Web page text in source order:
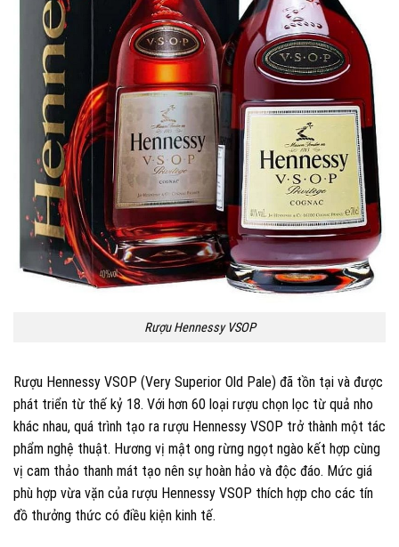
Rượu Hennessy VSOP
Rượu Hennessy VSOP (Very Superior Old Pale) đã tồn tại và được
phát triển từ thế kỷ 18. Với hơn 60 loại rượu chọn lọc từ quả nho
khác nhau, quá trình tạo ra rượu Hennessy VSOP trở thành một tác
phẩm nghệ thuật. Hương vị mật ong rừng ngọt ngào kết hợp cùng
vị cam thảo thanh mát tạo nên sự hoàn hảo và độc đáo. Mức giá
phù hợp vừa vặn của rượu Hennessy VSOP thích hợp cho các tín
đồ thưởng thức có điều kiện kinh tế.